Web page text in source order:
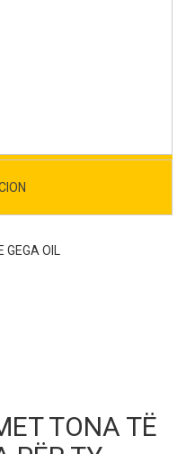
OIL
TONA TË